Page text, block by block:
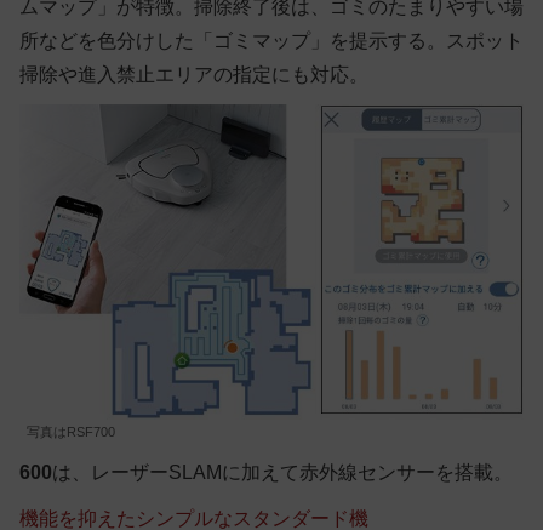
ムマップ」が特徴。掃除終了後は、ゴミのたまりやすい場
所などを色分けした「ゴミマップ」を提示する。スポット
掃除や進入禁止エリアの指定にも対応。
写真はRSF700
600は、レーザーSLAMに加えて赤外線センサーを搭載。
機能を抑えたシンプルなスタンダード機